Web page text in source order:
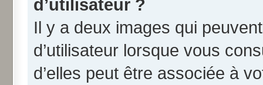
d’utilisateur ?
Il y a deux images qui
d’utilisateur lorsque vous
d’elles peut être associée à